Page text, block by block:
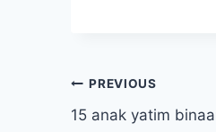
Post
PREVIOUS
15 anak yatim